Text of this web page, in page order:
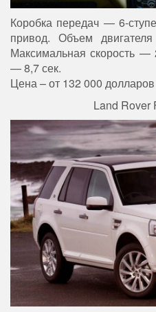
Коробка передач — 6-
привод. Объем
Максимальная скорость —
— 8,7 сек.
Цена – от 132 000
Land Rover